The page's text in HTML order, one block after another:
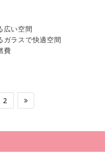
広い空間
ガラスで快適空間
費
2